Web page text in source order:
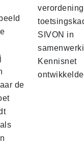
de
SIVON in
Kennisnet